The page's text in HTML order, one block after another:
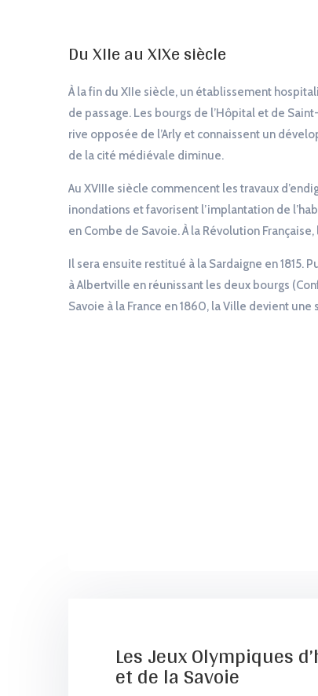
Du XIIe au XIXe siècle
À la fin du XIIe siècle, un établissement
de passage. Les bourgs de l’Hôpital et de
rive opposée de l’Arly et connaissent un
de la cité médiévale diminue.
Au XVIIIe siècle commencent les travaux
inondations et favorisent l’implantation de
en Combe de Savoie. À la Révolution
Il sera ensuite restitué à la Sardaigne en 1815.
à Albertville en réunissant les deux bourgs
Savoie à la France en 1860, la Ville devient
Les Jeux Olympiques
et de la Savoie